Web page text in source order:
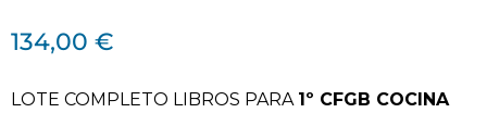
134,00 €
LOTE COMPLETO LIBROS PARA 1º CFGB COCINA